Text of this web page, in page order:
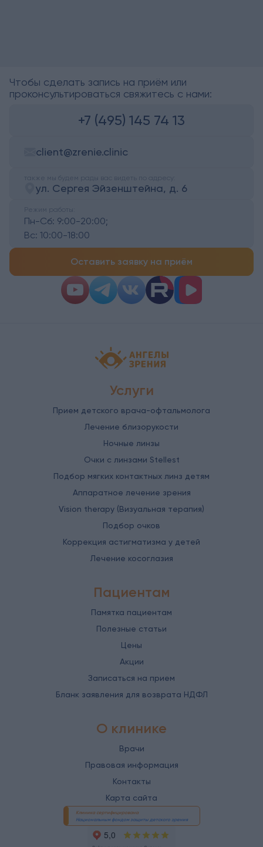
Чтобы сделать запись на приём или
проконсультироваться свяжитесь с нами:
+7 (495) 145 74 13
client@zrenie.clinic
также мы будем рады вас видеть по адресу:
ул. Сергея Эйзенштейна, д. 6
Режим работы:
Пн-Сб: 9:00-20:00;
Вс: 10:00-18:00
Оставить заявку на приём
Детская офтальмология Ангелы
Услуги
Прием детского врача-офтальмолога
Лечение близорукости
Ночные линзы
Очки с линзами Stellest
Подбор мягких контактных линз детям
Аппаратное лечение зрения
Vision therapy (Визуальная терапия)
Подбор очков
Коррекция астигматизма у детей
Лечение косоглазия
Пациентам
Памятка пациентам
Полезные статьи
Цены
Акции
Записаться на прием
Бланк заявления для возврата НДФЛ
О клинике
Врачи
Правовая информация
Контакты
Карта сайта
Клиника сертифицирована
Национальным фондом защиты детского зрения